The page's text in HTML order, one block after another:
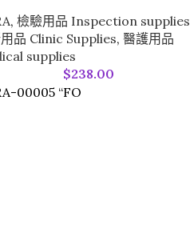
, 檢驗用品 Inspection supplies
品 Clinic Supplies, 醫護用品
supplies
$238.00
00005 “FO